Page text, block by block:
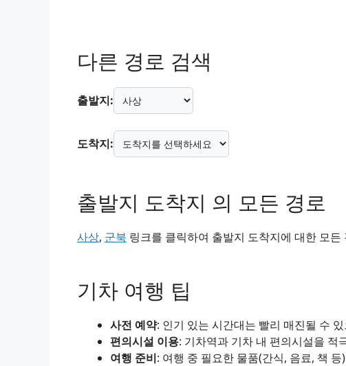
다른 경로 검색
출발지:
도착지:
출발지 도착지 의 모든 경로
사상, 군북 링크를 클릭하여 출발지 도착지에 대한 모
기차 여행 팁
사전 예약: 인기 있는 시간대는 빨리 매진될 수
편의시설 이용: 기차역과 기차 내 편의시설을 적
여행 준비: 여행 중 필요한 물품(간식, 음료, 책